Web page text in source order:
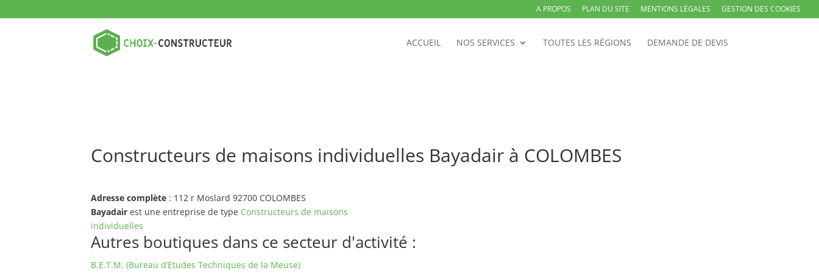
A PROPOS PLAN DU SITE MENTIONS LÉGALES GESTION DES COOKIES
ACCUEIL NOS SERVICES TOUTES LES RÉGIONS DEMANDE DE DEVIS
Constructeurs de maisons individuelles Bayadair à COLOMBES
Adresse complète : 112 r Moslard 92700 COLOMBES
Bayadair est une entreprise de type Constructeurs de maisons
individuelles
Autres boutiques dans ce secteur d'activité :
B.E.T.M. (Bureau d’Etudes Techniques de la Meuse)